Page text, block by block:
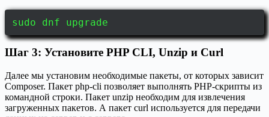
sudo dnf upgrade
Шаг 3: Установите PHP CLI, Unzip и Curl
Далее мы установим необходимые пакеты, от которых зависит
Composer. Пакет php-cli позволяет выполнять PHP-скрипты из
командной строки. Пакет unzip необходим для извлечения
загруженных пакетов. А пакет curl используется для передачи